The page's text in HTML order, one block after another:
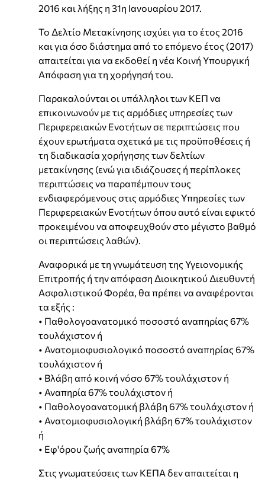
2016 και λήξης η 31η Ιανουαρίου 2017.
Το Δελτίο Μετακίνησης ισχύει για το έτος 2016
και για όσο διάστημα από το επόμενο έτος (2017)
απαιτείται για να εκδοθεί η νέα Κοινή Υπουργική
Απόφαση για τη χορήγησή του.
Παρακαλούνται οι υπάλληλοι των ΚΕΠ να
επικοινωνούν με τις αρμόδιες υπηρεσίες των
Περιφερειακών Ενοτήτων σε περιπτώσεις που
έχουν ερωτήματα σχετικά με τις προϋποθέσεις ή
τη διαδικασία χορήγησης των δελτίων
μετακίνησης (ενώ για ιδιάζουσες ή περίπλοκες
περιπτώσεις να παραπέμπουν τους
ενδιαφερόμενους στις αρμόδιες Υπηρεσίες των
Περιφερειακών Ενοτήτων όπου αυτό είναι εφικτό
προκειμένου να αποφευχθούν στο μέγιστο βαθμό
οι περιπτώσεις λαθών).
Αναφορικά με τη γνωμάτευση της Υγειονομικής
Επιτροπής ή την απόφαση Διοικητικού Διευθυντή
Ασφαλιστικού Φορέα, θα πρέπει να αναφέρονται
τα εξής :
• Παθολογοανατομικό ποσοστό αναπηρίας 67%
τουλάχιστον ή
• Ανατομιοφυσιολογικό ποσοστό αναπηρίας 67%
τουλάχιστον ή
• Βλάβη από κοινή νόσο 67% τουλάχιστον ή
• Αναπηρία 67% τουλάχιστον ή
• Παθολογοανατομική βλάβη 67% τουλάχιστον ή
• Ανατομιοφυσιολογική βλάβη 67% τουλάχιστον
ή
• Εφ'όρου ζωής αναπηρία 67%
Στις γνωματεύσεις των ΚΕΠΑ δεν απαιτείται η